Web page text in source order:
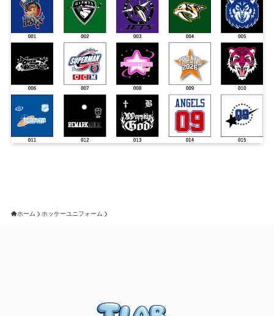
ホーム ホッケーユニフォーム